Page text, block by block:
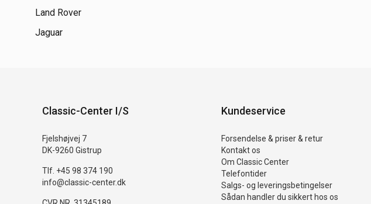
Land Rover
Jaguar
Classic-Center I/S
Fjelshøjvej 7
DK-9260 Gistrup
Tlf. +45 98 374 190
info@classic-center.dk
Kundeservice
Forsendelse & priser & retur
Kontakt os
Om Classic Center
Telefontider
Salgs- og leveringsbetingelser
Sådan handler du sikkert hos os